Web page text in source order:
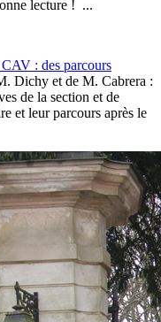
lecture ! ...
: des parcours
Dichy et de M. Cabrera :
de la section et de
et leur parcours après le